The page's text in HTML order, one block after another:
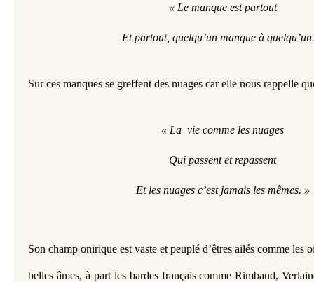
« Le manque est partout
Et partout, quelqu’un manque à
Sur ces manques se greffent des nuages car elle nous rappelle
« La  vie comme les nuages
Qui passent et repassent
Et les nuages c’est jamais les mêmes. »
Son champ onirique est vaste et peuplé d’êtres ailés comme les
belles âmes, à part les bardes français comme Rimbaud,